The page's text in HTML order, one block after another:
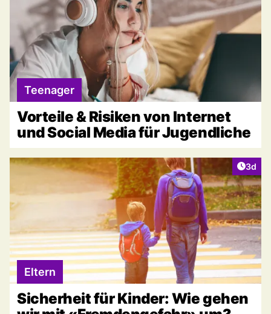
Teenager
Vorteile & Risiken von Internet
und Social Media für Jugendliche
3d
Eltern
Sicherheit für Kinder: Wie gehen